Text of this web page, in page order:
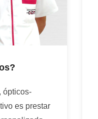
ópticos-
es prestar